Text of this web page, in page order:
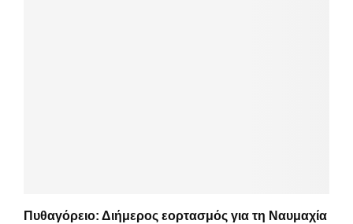
Πυθαγόρειο: Διήμερος εορτασμός για τη Ναυμαχία